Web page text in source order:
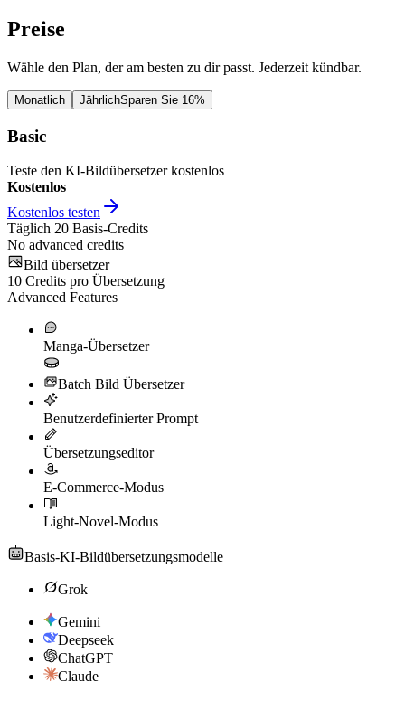
Preise
Wähle den Plan, der am besten zu dir passt. Jederzeit kündbar.
Monatlich JährlichSparen Sie 16%
Basic
Teste den KI-Bildübersetzer kostenlos
Kostenlos
Kostenlos testen
Täglich 20 Basis-Credits
No advanced credits
Bild übersetzer
10 Credits pro Übersetzung
Advanced Features
Manga-Übersetzer
Batch Bild Übersetzer
Benutzerdefinierter Prompt
Übersetzungseditor
E-Commerce-Modus
Light-Novel-Modus
Basis-KI-Bildübersetzungsmodelle
Grok
Gemini
Deepseek
ChatGPT
Claude